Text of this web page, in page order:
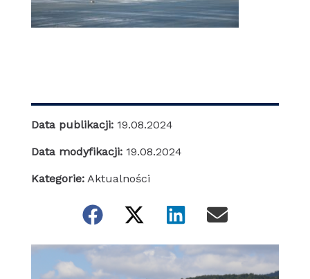
Data publikacji: 19.08.2024
Data modyfikacji: 19.08.2024
Kategorie: Aktualności